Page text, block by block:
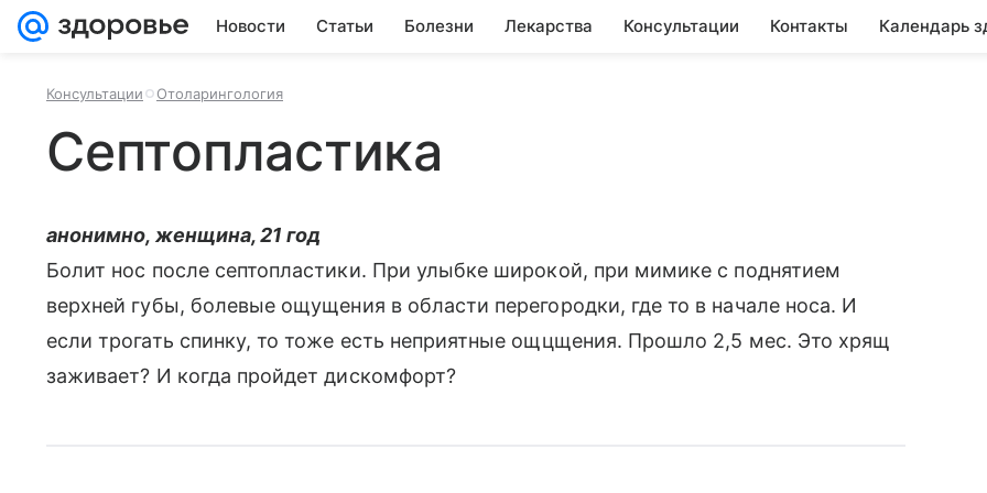
Новости Статьи Болезни Лекарства Консультации Контакты Календарь
Консультации Отоларингология
Септопластика
анонимно, женщина, 21 год
Болит нос после септопластики. При улыбке широкой, при мимике с поднятием
верхней губы, болевые ощущения в области перегородки, где то в начале носа. И
если трогать спинку, то тоже есть неприятные ощцщения. Прошло 2,5 мес. Это хрящ
заживает? И когда пройдет дискомфорт?